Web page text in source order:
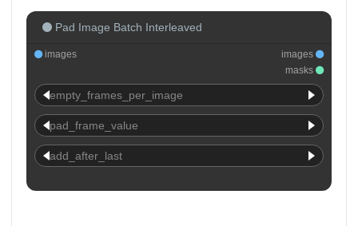
Pad Image Batch Interleaved
images
images
masks
empty_frames_per_image
pad_frame_value
add_after_last